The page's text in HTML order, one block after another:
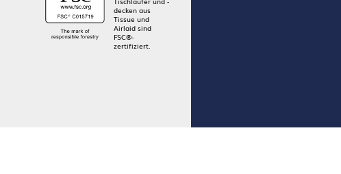
decken aus
Tissue und
Airlaid sind
FSC®-
zertifiziert.